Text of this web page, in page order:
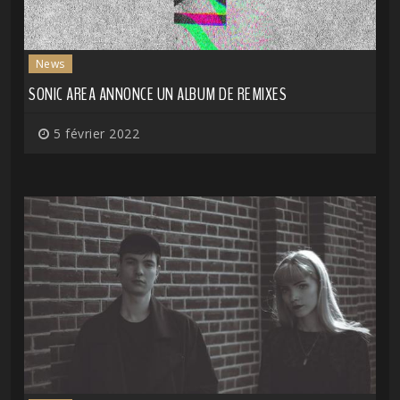
News
SONIC AREA ANNONCE UN ALBUM DE REMIXES
5 février 2022